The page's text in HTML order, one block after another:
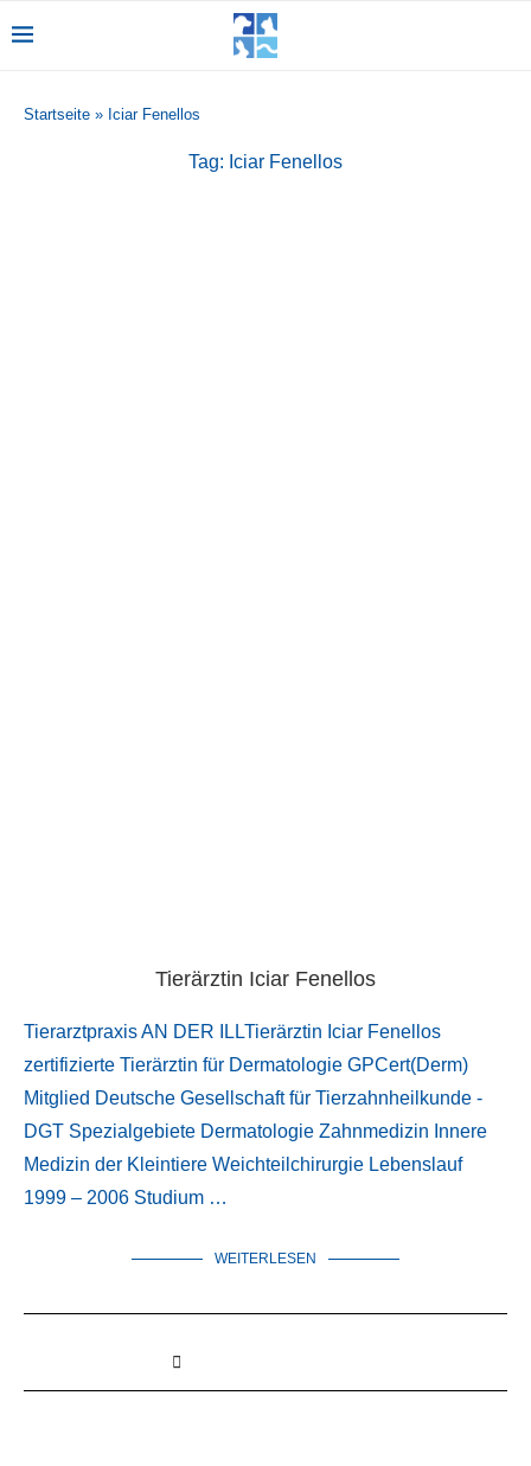
Startseite » Iciar Fenellos
Tag: Iciar Fenellos
Tierärztin Iciar Fenellos
Tierarztpraxis AN DER ILLTierärztin Iciar Fenellos
zertifizierte Tierärztin für Dermatologie GPCert(Derm)
Mitglied Deutsche Gesellschaft für Tierzahnheilkunde -
DGT Spezialgebiete Dermatologie Zahnmedizin Innere
Medizin der Kleintiere Weichteilchirurgie Lebenslauf
1999 – 2006 Studium …
WEITERLESEN